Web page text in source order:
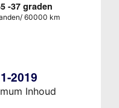
-37 graden
60000 km
2019
Inhoud